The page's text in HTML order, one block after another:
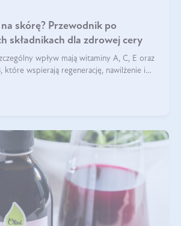
skórę? Przewodnik po
składnikach dla zdrowej cery
wpływ mają witaminy A, C, E oraz
które wspierają regenerację, nawilżenie i